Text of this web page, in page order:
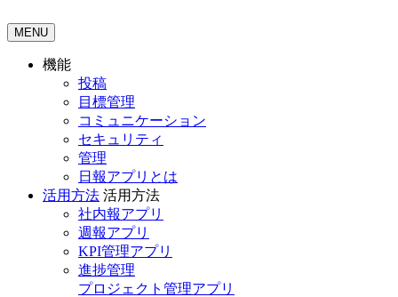
MENU
機能
投稿
目標管理
コミュニケーション
セキュリティ
管理
日報アプリとは
活用方法 活用方法
社内報アプリ
週報アプリ
KPI管理アプリ
進捗管理
プロジェクト管理アプリ